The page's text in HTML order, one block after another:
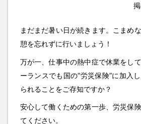
まだまだ暑い日が続きます。こまめ
憩を忘れずに行いましょう！
万が一、仕事中の熱中症で休業をし
ーランスでも国の“労災保険”に加入
られることをご存知ですか？
安心して働くための第一歩、労災保
てください。